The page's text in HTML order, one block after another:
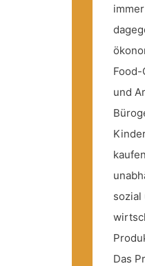
Food-
und
sozial
Das